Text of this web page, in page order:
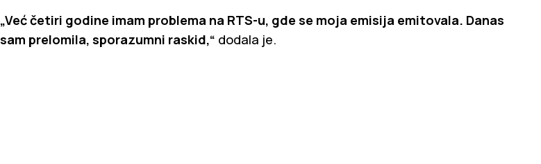
„Već četiri godine imam problema na RTS-u, gde se moja emisija emitovala. Danas
sam prelomila, sporazumni raskid,“ dodala je.